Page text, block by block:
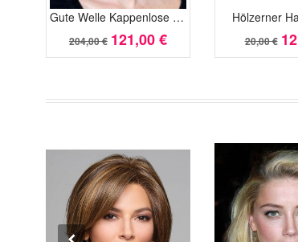
Gute Welle Kappenlose Remy Echthaar Perücken
204,00 € 121,00 €
Hölzerner
20,00 €